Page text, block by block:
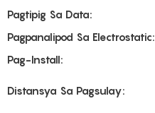
Pagtipig Sa Data:
Pagpanalipod Sa Electrostatic:
Pag-Install:
Distansya Sa Pagsulay: